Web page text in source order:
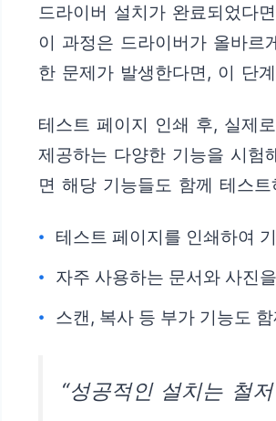
드라이버 설치가 완료되었다
이 과정은 드라이버가 올바르
한 문제가 발생한다면, 이 단
테스트 페이지 인쇄 후, 실제
제공하는 다양한 기능을 시험
면 해당 기능들도 함께 테스
테스트 페이지를 인쇄하여
자주 사용하는 문서와 사진
스캔, 복사 등 부가 기능도
“성공적인 설치는 철